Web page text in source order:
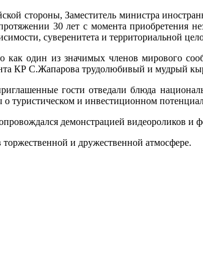
стороны, Заместитель министра
30 лет с момента приобретения
суверенитета и территориальной
один из значимых членов мирового
КР С.Жапарова трудолюбивый и мудрый
гости отведали блюда
о туристическом и инвестиционном
демонстрацией видеороликов и
и дружественной атмосфере.